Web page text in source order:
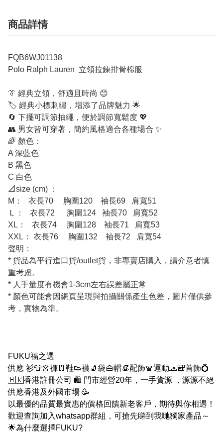
商品詳情
FQB6WJ01138
Polo Ralph Lauren 立領拉鍊排骨棉服
👔 經典立領，舒適且時尚 😊
🏷️ 經典小標刺繡，增添了品牌魅力 🌟
🔄 下擺可調節抽繩，便於調節寬鬆度 💖
👥 男女皆可穿著，簡約風格適合各種場合 ✨
🌈 顏色：
A 深藍色
B 黑色
C 白色
📐size (cm) ：
M： 衣長70 胸圍120 袖長69 肩寬51
Ｌ： 衣長72 胸圍124 袖長70 肩寬52
XL： 衣長74 胸圍128 袖長71 肩寬53
XXL： 衣長76 胸圍132 袖長72 肩寬54
聲明：
* 貨品為平行進口貨/outlet貨，非專賣店購入，請介意者慎
重考慮。
* 人手量度有機會1-3cm左右誤差屬正常
* 顏色可能會因網頁呈現與拍攝關係產生色差，圖片僅供參
考，實物為準。
FUKU福之選
供應 衫👕👗褲👖鞋👟襪🧦袋👜帽👒配飾🧣運動🧢🎒首飾💍
🇭🇰香港註冊公司 🛍 門市經營20年，一手貨源 ，源源不絕
供應香港及外國市場 🥳
以最優的品質最實惠的價格回饋新老客戶，期待與你相遇！
歡迎查詢加入whatsapp群組，可搶先睇到我哋獨家產品～
🌟為什麼選擇FUKU?